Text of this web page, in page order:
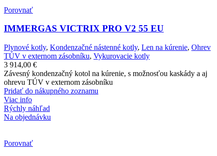
Porovnať
IMMERGAS VICTRIX PRO V2 55 EU
Plynové kotly, Kondenzačné nástenné kotly, Len na kúrenie, Ohrev
TÚV v externom zásobníku, Vykurovacie kotly
3 914,00 €
Závesný kondenzačný kotol na kúrenie, s možnosťou kaskády a aj
ohrevu TÚV v externom zásobníku
Pridať do nákupného zoznamu
Viac info
Rýchly náhľad
Na objednávku
Porovnať